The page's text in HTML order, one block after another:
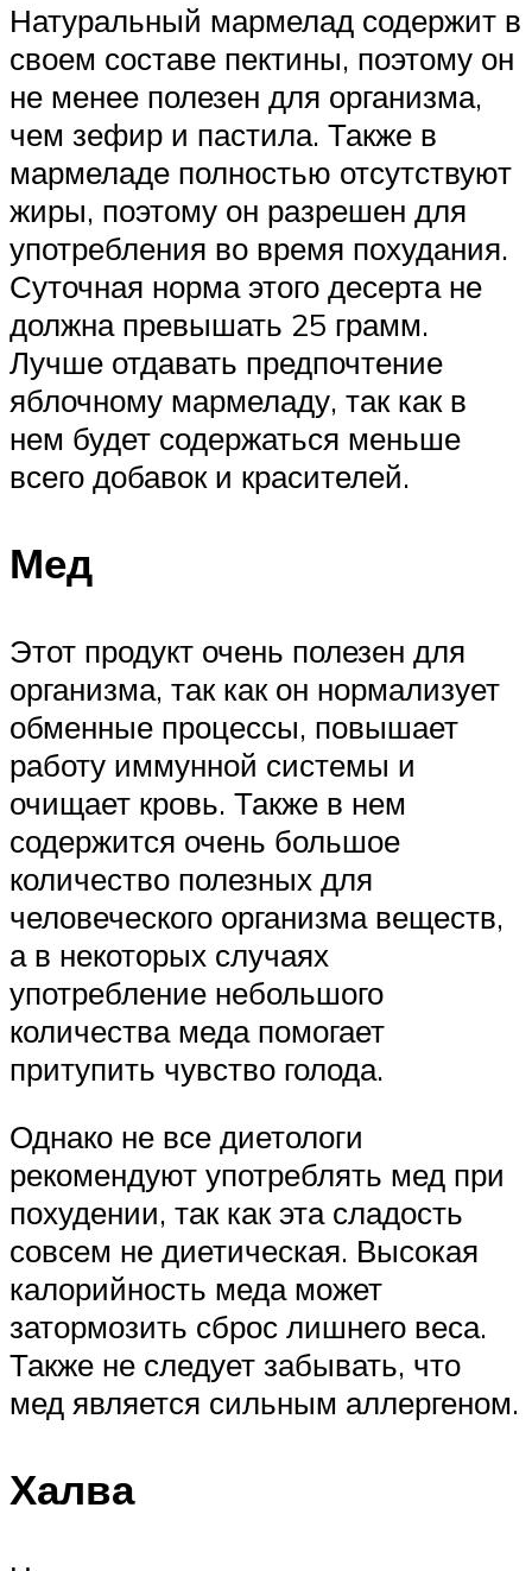
Натуральный мармелад содержит в
своем составе пектины, поэтому он
не менее полезен для организма,
чем зефир и пастила. Также в
мармеладе полностью отсутствуют
жиры, поэтому он разрешен для
употребления во время похудания.
Суточная норма этого десерта не
должна превышать 25 грамм.
Лучше отдавать предпочтение
яблочному мармеладу, так как в
нем будет содержаться меньше
всего добавок и красителей.
Мед
Этот продукт очень полезен для
организма, так как он нормализует
обменные процессы, повышает
работу иммунной системы и
очищает кровь. Также в нем
содержится очень большое
количество полезных для
человеческого организма веществ,
а в некоторых случаях
употребление небольшого
количества меда помогает
притупить чувство голода.
Однако не все диетологи
рекомендуют употреблять мед при
похудении, так как эта сладость
совсем не диетическая. Высокая
калорийность меда может
затормозить сброс лишнего веса.
Также не следует забывать, что
мед является сильным аллергеном.
Халва